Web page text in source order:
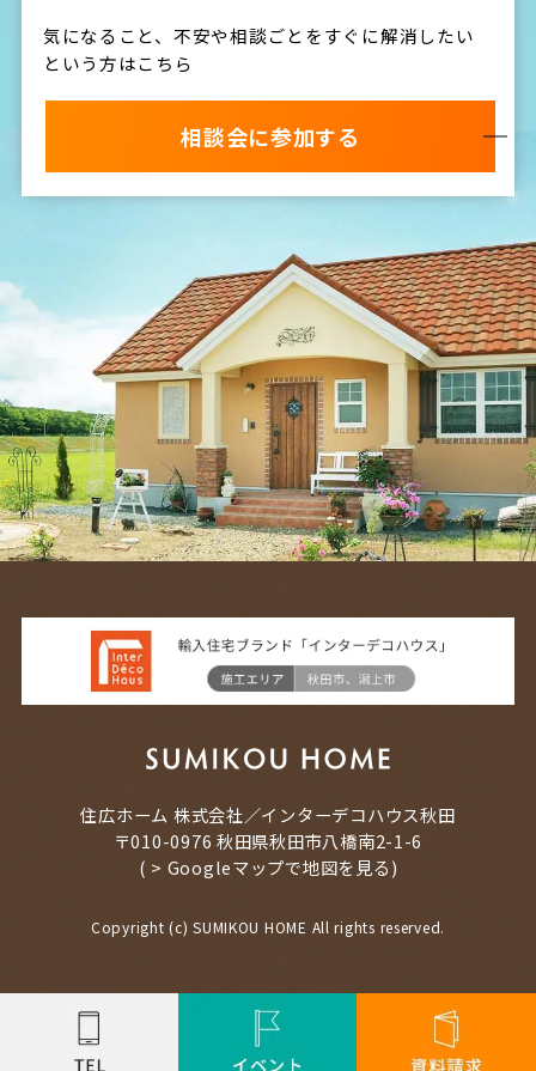
気になること、不安や相談ごとをすぐに解消したい
という方はこちら
相談会に参加する
住広ホーム 株式会社／インターデコハウス秋田
〒010-0976 秋田県秋田市八橋南2-1-6
( > Googleマップで地図を見る)
Copyright (c) SUMIKOU HOME All rights reserved.